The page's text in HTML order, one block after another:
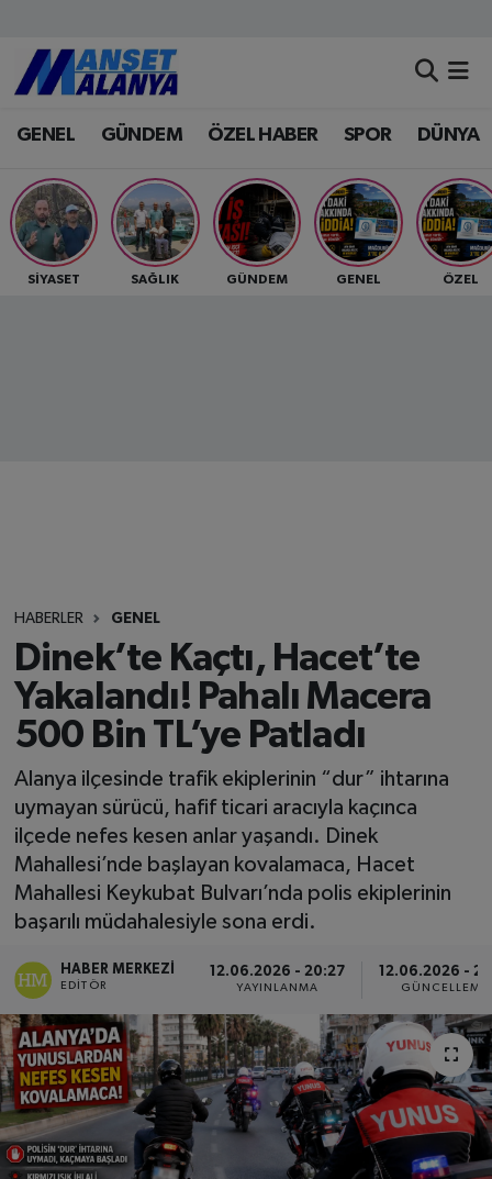
GENEL GÜNDEM ÖZEL HABER SPOR DÜNYA
SİYASET SAĞLIK GÜNDEM GENEL ÖZEL
HABERLER GENEL
Dinek’te Kaçtı, Hacet’te
Yakalandı! Pahalı Macera
500 Bin TL’ye Patladı
Alanya ilçesinde trafik ekiplerinin “dur” ihtarına
uymayan sürücü, hafif ticari aracıyla kaçınca
ilçede nefes kesen anlar yaşandı. Dinek
Mahallesi’nde başlayan kovalamaca, Hacet
Mahallesi Keykubat Bulvarı’nda polis ekiplerinin
başarılı müdahalesiyle sona erdi.
HABER MERKEZI
EDITÖR
12.06.2026 - 20:27
YAYINLANMA
12.06.2026 -
GÜNCELLEME
Antalya Nöbetçi Eczaneler
Antalya Hava Durumu
Antalya Namaz Vakitleri
Antalya Trafik Yoğunluk Haritası